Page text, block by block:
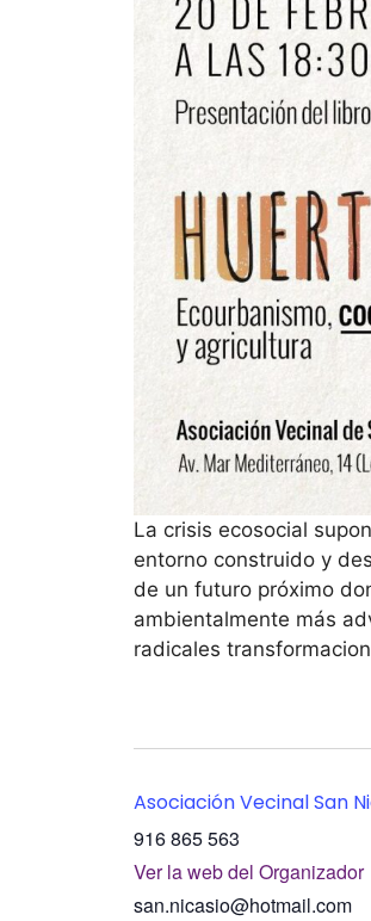
La crisis ecosocial
entorno construido y
de un futuro próximo
ambientalmente más
radicales
Asociación Vecinal San
916 865 563
Ver la web del Organizador
san.nicasio@hotmail.com